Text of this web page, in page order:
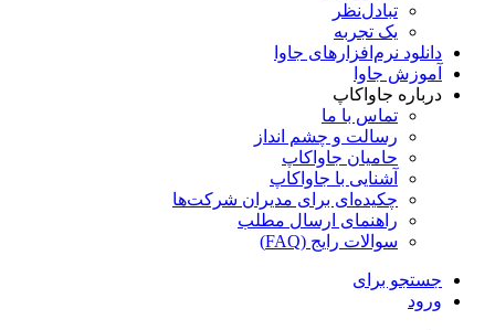
تبادل‌نظر
یک تجربه
دانلود نرم‌افزارهای جاوا
آموزش جاوا
درباره جاواکاپ
تماس با ما
رسالت و چشم انداز
حامیان جاواکاپ
آشنایی با جاواکاپ
چکیده‌ای برای مدیران شرکت‌ها
راهنمای ارسال مطلب
سوالات رایج (FAQ)
جستجو برای
ورود